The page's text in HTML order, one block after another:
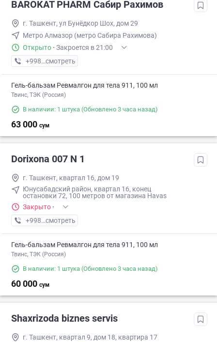
BAROKAT PHARM Сабир Рахимов
г. Ташкент, ул Бунёдкор Шох, дом 29
Метро Алмазор (метро Сабира Рахимова)
Открыто · Закроется в 21:00
+998 (99) XXX-XX-XX
смотреть
Гель-бальзам Ревмалгон для тела 911, 100 мл
Твинс, ТЭК (Россия)
В наличии: 1 штука (Обновлено 3 часа назад)
63 000 сум
Dorixona 007 N 1
г. Ташкент, квартал 16, дом 19
Юнусабадский район, квартал 16, конец
остановки 72, 100 метров от магазина Havas
Закрыто ·
+998 (95) XXX-XX-XX
смотреть
Гель-бальзам Ревмалгон для тела 911, 100 мл
Твинс, ТЭК (Россия)
В наличии: 1 штука (Обновлено 3 часа назад)
60 000 сум
Shaxrizoda biznes servis
г. Ташкент, квартал 9, дом 18, квартира 17